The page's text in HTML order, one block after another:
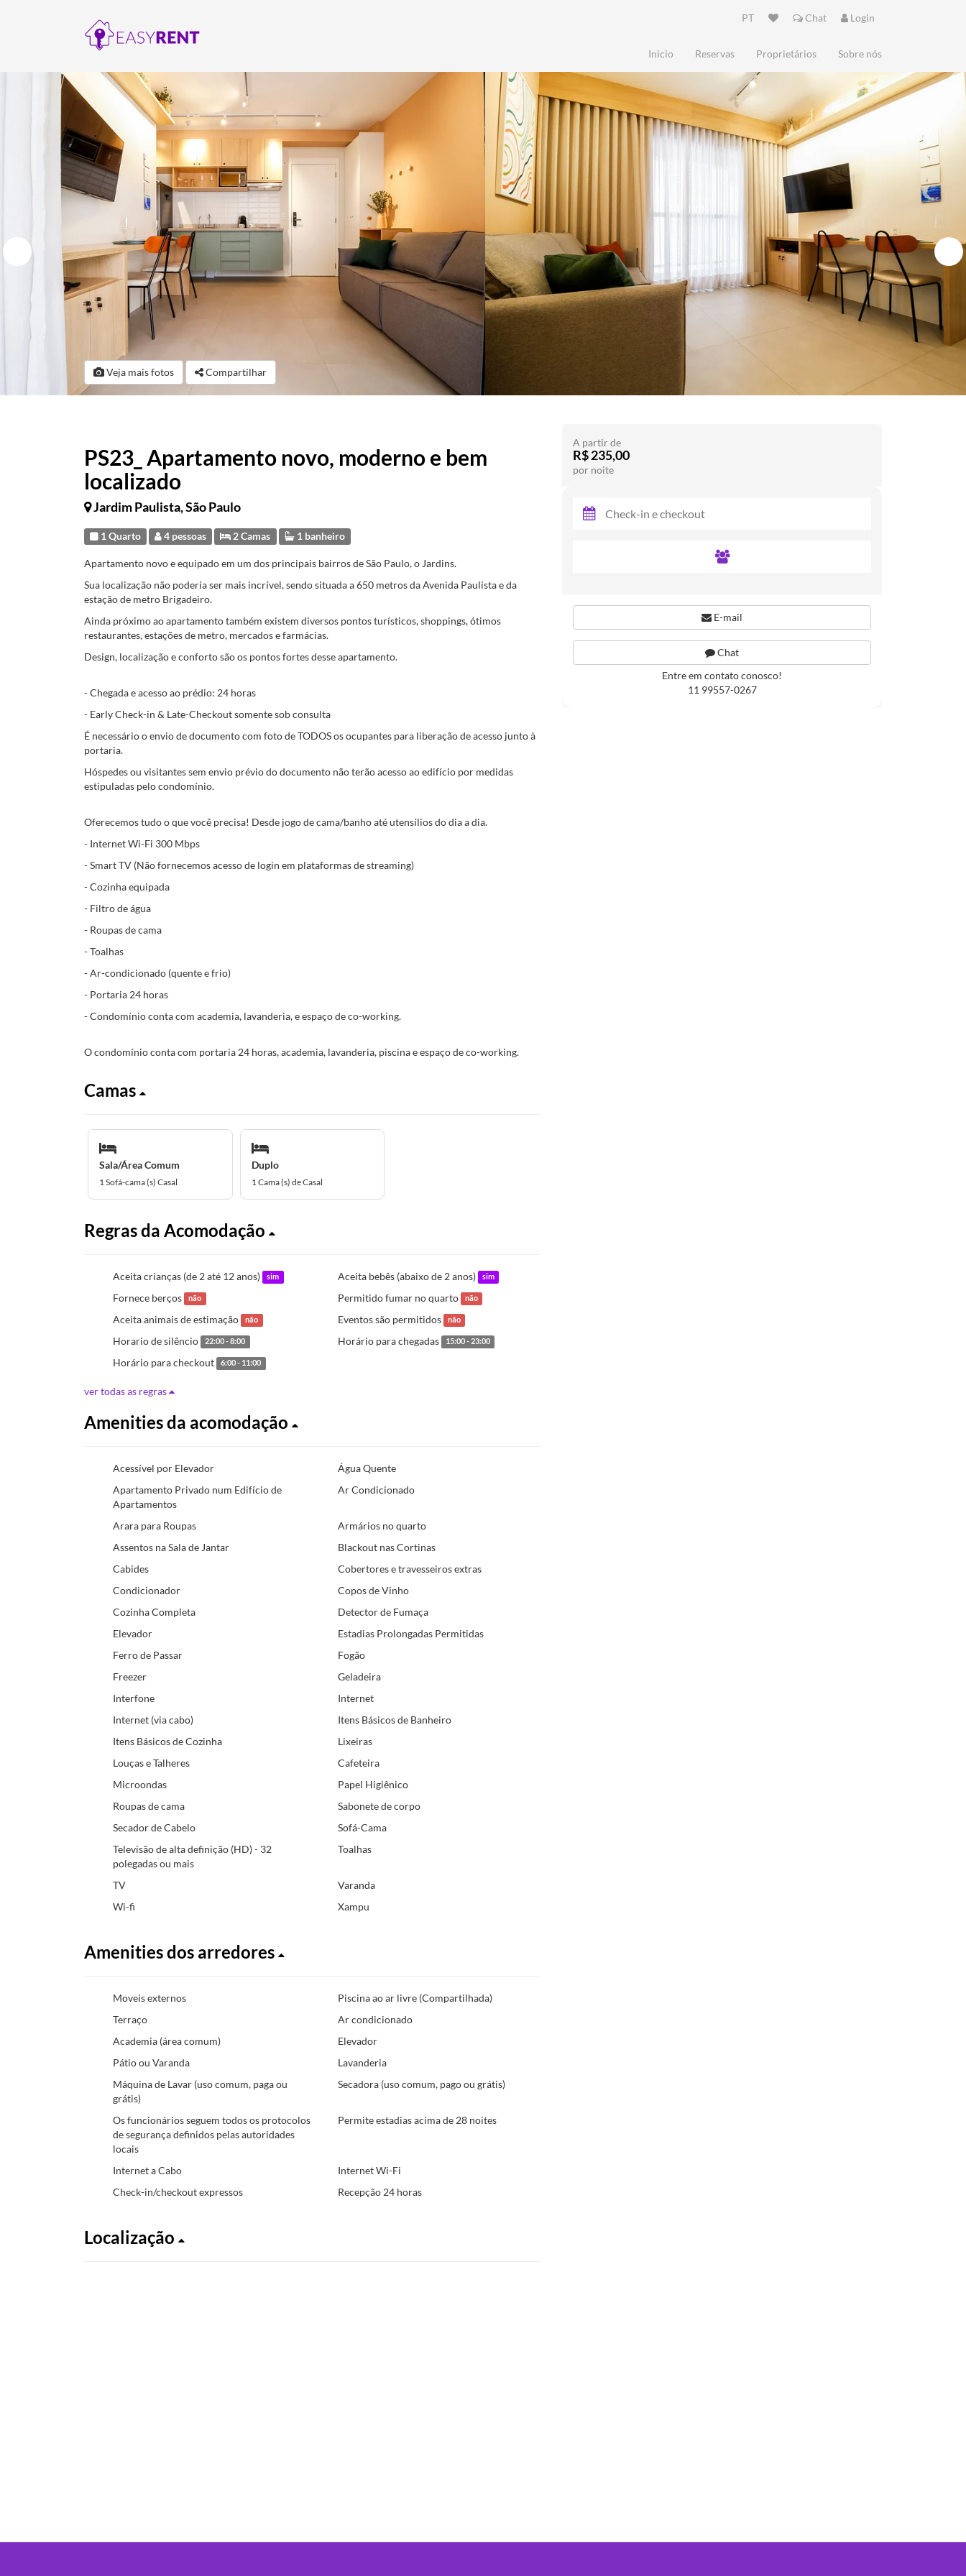
PT Chat Login
Inicio Reservas Proprietários Sobre nós
Veja mais fotos Compartilhar
PS23_ Apartamento novo, moderno e bem
localizado
Jardim Paulista, São Paulo
1 Quarto 4 pessoas 2 Camas 1 banheiro
Apartamento novo e equipado em um dos principais bairros de São Paulo, o Jardins.
Sua localização não poderia ser mais incrível, sendo situada a 650 metros da Avenida Paulista e da
estação de metro Brigadeiro.
Ainda próximo ao apartamento também existem diversos pontos turísticos, shoppings, ótimos
restaurantes, estações de metro, mercados e farmácias.
Design, localização e conforto são os pontos fortes desse apartamento.
- Chegada e acesso ao prédio: 24 horas
- Early Check-in & Late-Checkout somente sob consulta
É necessário o envio de documento com foto de TODOS os ocupantes para liberação de acesso junto à
portaria.
Hóspedes ou visitantes sem envio prévio do documento não terão acesso ao edifício por medidas
estipuladas pelo condomínio.
Oferecemos tudo o que você precisa! Desde jogo de cama/banho até utensílios do dia a dia.
- Internet Wi-Fi 300 Mbps
- Smart TV (Não fornecemos acesso de login em plataformas de streaming)
- Cozinha equipada
- Filtro de água
- Roupas de cama
- Toalhas
- Ar-condicionado (quente e frio)
- Portaria 24 horas
- Condomínio conta com academia, lavanderia, e espaço de co-working.
O condomínio conta com portaria 24 horas, academia, lavanderia, piscina e espaço de co-working.
Camas
Sala/Área Comum
1 Sofá-cama (s) Casal
Duplo
1 Cama (s) de Casal
Regras da Acomodação
Aceita crianças (de 2 até 12 anos) sim Aceita bebês (abaixo de 2 anos) sim
Fornece berços não Permitido fumar no quarto não
Aceita animais de estimação não Eventos são permitidos não
Horario de silêncio 22:00 - 8:00 Horário para chegadas 15:00 - 23:00
Horário para checkout 6:00 - 11:00
ver todas as regras
Amenities da acomodação
Acessível por Elevador
Água Quente
Apartamento Privado num Edifício de
Apartamentos
Ar Condicionado
Arara para Roupas
Armários no quarto
Assentos na Sala de Jantar
Blackout nas Cortinas
Cabides
Cobertores e travesseiros extras
Condicionador
Copos de Vinho
Cozinha Completa
Detector de Fumaça
Elevador
Estadias Prolongadas Permitidas
Ferro de Passar
Fogão
Freezer
Geladeira
Interfone
Internet
Internet (via cabo)
Itens Básicos de Banheiro
Itens Básicos de Cozinha
Lixeiras
Louças e Talheres
Cafeteira
Microondas
Papel Higiênico
Roupas de cama
Sabonete de corpo
Secador de Cabelo
Sofá-Cama
Televisão de alta definição (HD) - 32
polegadas ou mais
Toalhas
TV
Varanda
Wi-fi
Xampu
Amenities dos arredores
Moveis externos
Piscina ao ar livre (Compartilhada)
Terraço
Ar condicionado
Academia (área comum)
Elevador
Pátio ou Varanda
Lavanderia
Máquina de Lavar (uso comum, paga ou
grátis)
Secadora (uso comum, pago ou grátis)
Os funcionários seguem todos os protocolos
de segurança definidos pelas autoridades
locais
Permite estadias acima de 28 noites
Internet a Cabo
Internet Wi-Fi
Check-in/checkout expressos
Recepção 24 horas
Localização
A partir de
R$ 235,00
por noite
E-mail
Chat
Entre em contato conosco!
11 99557-0267